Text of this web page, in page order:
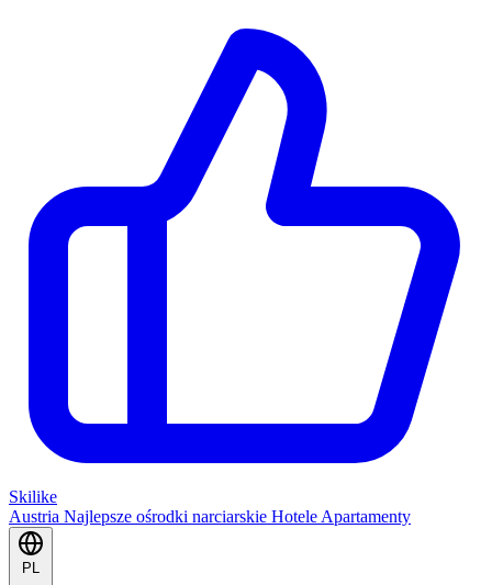
Skilike
Austria Najlepsze ośrodki narciarskie Hotele Apartamenty
PL